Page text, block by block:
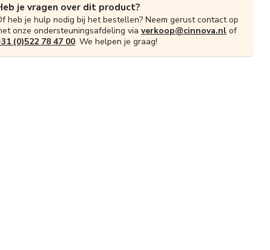
je vragen over dit product?
heb je hulp nodig bij het bestellen? Neem gerust contact op
onze ondersteuningsafdeling via verkoop@cinnova.nl of
(0)522 78 47 00. We helpen je graag!